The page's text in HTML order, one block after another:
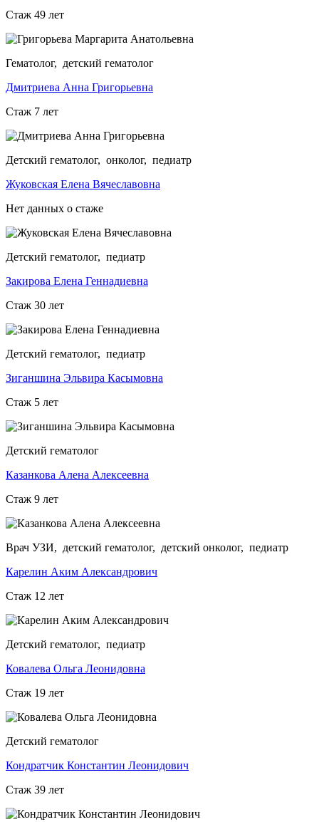
Стаж 49 лет
Гематолог, детский гематолог
Дмитриева Анна Григорьевна
Стаж 7 лет
Детский гематолог, онколог, педиатр
Жуковская Елена Вячеславовна
Нет данных о стаже
Детский гематолог, педиатр
Закирова Елена Геннадиевна
Стаж 30 лет
Детский гематолог, педиатр
Зиганшина Эльвира Касымовна
Стаж 5 лет
Детский гематолог
Казанкова Алена Алексеевна
Стаж 9 лет
Врач УЗИ, детский гематолог, детский онколог, педиатр
Карелин Аким Александрович
Стаж 12 лет
Детский гематолог, педиатр
Ковалева Ольга Леонидовна
Стаж 19 лет
Детский гематолог
Кондратчик Константин Леонидович
Стаж 39 лет